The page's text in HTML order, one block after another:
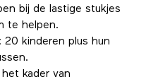
bij de lastige stukjes
te helpen.
20 kinderen plus hun
kader van